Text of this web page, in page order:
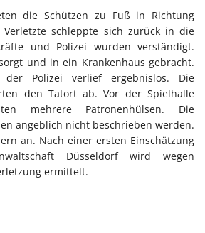
die Schützen zu Fuß in Richtung
Verletzte schleppte sich zurück in die
und Polizei wurden verständigt.
und in ein Krankenhaus gebracht.
der Polizei verlief ergebnislos. Die
den Tatort ab. Vor der Spielhalle
mehrere Patronenhülsen. Die
angeblich nicht beschrieben werden.
an. Nach einer ersten Einschätzung
Düsseldorf wird wegen
ermittelt.